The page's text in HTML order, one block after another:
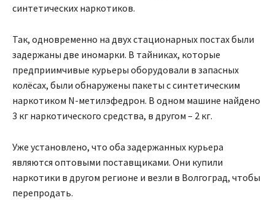
синтетических наркотиков.
Так, одновременно на двух стационарных постах были
задержаны две иномарки. В тайниках, которые
предприимчивые курьеры оборудовали в запасных
колёсах, были обнаружены пакеты с синтетическим
наркотиком N-метилэфедрон. В одном машине найдено
3 кг наркотического средства, в другом – 2 кг.
Уже установлено, что оба задержанных курьера
являются оптовыми поставщиками. Они купили
наркотики в другом регионе и везли в Волгоград, чтобы
перепродать.